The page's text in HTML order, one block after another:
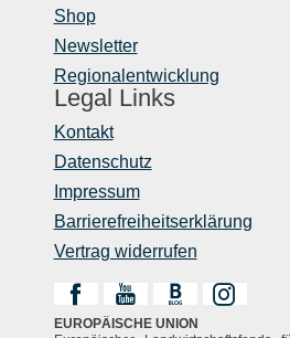
Shop
Newsletter
Regionalentwicklung
Legal Links
Kontakt
Datenschutz
Impressum
Barrierefreiheitserklärung
Vertrag widerrufen
EUROPÄISCHE UNION